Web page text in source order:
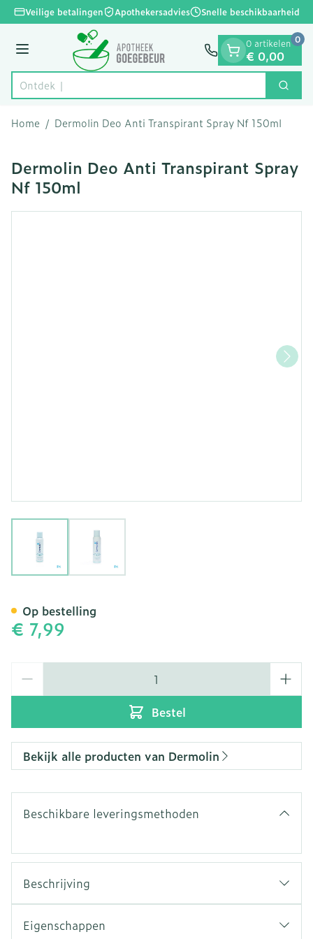
Ga naar de inhoud
1 van 1
Veilige betalingen Apothekersadvies Snelle beschikbaarheid
Menu
Product, merk, categorie... Zoek
0 artikelen
€ 0,00
0
Home / Dermolin Deo Anti Transpirant Spray Nf 150ml
Dermolin Deo Anti Transpirant Spray
Nf 150ml
View larger imageView larger image
€ 7,99
Bestel
Op bestelling
Bekijk alle producten van Dermolin
Beschikbare leveringsmethoden
Beschrijving
Eigenschappen